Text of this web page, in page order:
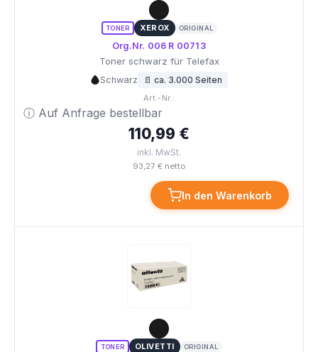
TONER XEROX ORIGINAL
Org.Nr. 006 R 00713
Toner schwarz für Telefax
Schwarz 📄 ca. 3.000 Seiten
Art.-Nr.:
ⓘ Auf Anfrage bestellbar
110,99 €
inkl. MwSt.
93,27 € netto
In den Warenkorb
TONER OLIVETTI ORIGINAL